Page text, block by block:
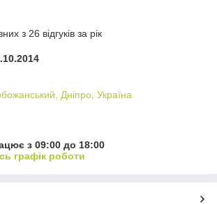
з 26 відгуків за рік
Дніпро, Україна
з 09:00 до 18:00
графік роботи